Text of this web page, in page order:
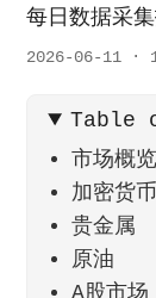
每日数据采
2026-06-11 ·
Table
市场概览
加密货币
贵金属
原油